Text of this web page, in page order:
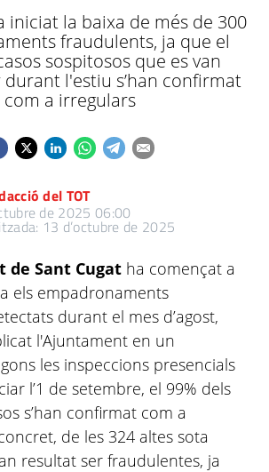
iniciat la baixa de més de 300
fraudulents, ja que el
sospitosos que es van
l'estiu s’han confirmat
com a irregulars
del TOT
de 2025 06:00
13 d’octubre de 2025
Sant Cugat ha començat a
els empadronaments
durant el mes d’agost,
l'Ajuntament en un
les inspeccions presencials
l’1 de setembre, el 99% dels
s’han confirmat com a
de les 324 altes sota
resultat ser fraudulentes, ja